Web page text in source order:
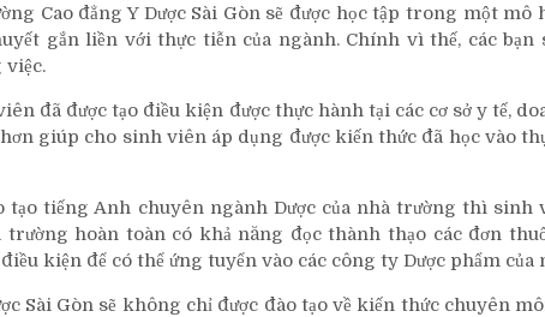
Cao đẳng Y Dược Sài Gòn sẽ được học tập trong một mô
gắn liền với thực tiễn của ngành. Chính vì thế, các
việc.
đã được tạo điều kiện được thực hành tại các cơ sở y tế,
giúp cho sinh viên áp dụng được kiến thức đã học vào
tạo tiếng Anh chuyên ngành Dược của nhà trường thì sinh
trường hoàn toàn có khả năng đọc thành thạo các đơn
kiện để có thể ứng tuyển vào các công ty Dược phẩm của
Sài Gòn sẽ không chỉ được đào tạo về kiến thức chuyên